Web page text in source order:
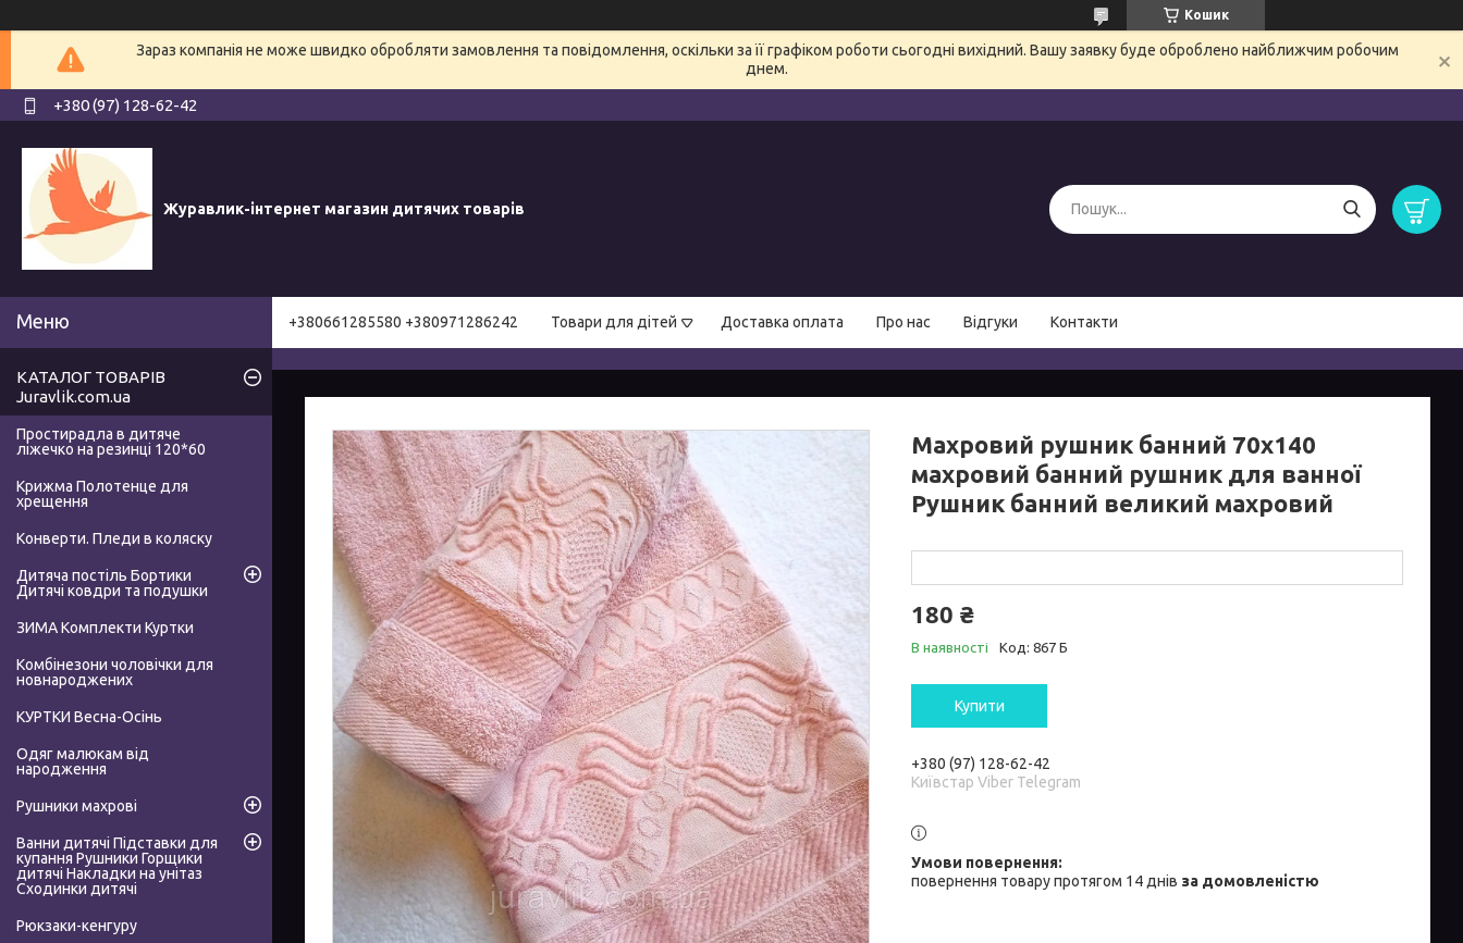
Кошик
Зараз компанія не може швидко обробляти замовлення та повідомлення, оскільки за її графіком роботи сьогодні вихідний. Вашу заявку буде оброблено найближчим робочим
днем.
+380 (97) 128-62-42
Журавлик-інтернет магазин дитячих товарів
+380661285580 +380971286242 Товари для дітей Доставка оплата Про нас Відгуки Контакти
Махровий рушник банний 70х140
махровий банний рушник для ванної
Рушник банний великий махровий
180 ₴
В наявності Код: 867 Б
Купити
+380 (97) 128-62-42
Київстар Viber Telegram
повернення товару протягом 14 днів за домовленістю
КАТАЛОГ ТОВАРІВ
Juravlik.com.ua
Простирадла в дитяче
ліжечко на резинці 120*60
Крижма Полотенце для
хрещення
Конверти. Пледи в коляску
Дитяча постіль Бортики
Дитячі ковдри та подушки
ЗИМА Комплекти Куртки
Комбінезони чоловічки для
новнароджених
КУРТКИ Весна-Осінь
Одяг малюкам від
народження
Рушники махрові
Ванни дитячі Підставки для
купання Рушники Горщики
дитячі Накладки на унітаз
Сходинки дитячі
Рюкзаки-кенгуру